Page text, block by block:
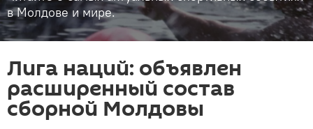
в Молдове и мире.
Лига наций: объявлен
расширенный состав
сборной Молдовы